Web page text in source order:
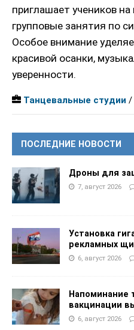
приглашает учеников
групповые занятия по
Особое внимание
красивой осанки,
уверенности.
Танцевальные студии /
ПОСЛЕДНИЕ НОВОСТИ
Дроны для
7, август 2026
Установка
рекламных
6, август 2026
Напоминание
вакцинации
6, август 2026